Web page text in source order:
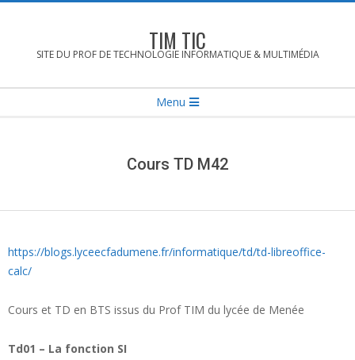
content
TIM TIC
SITE DU PROF DE TECHNOLOGIE INFORMATIQUE & MULTIMÉDIA
Menu
Cours TD M42
https://blogs.lyceecfadumene.fr/informatique/td/td-libreoffice-
calc/
Cours et TD en BTS issus du Prof TIM du lycée de Menée
Td01 – La fonction SI